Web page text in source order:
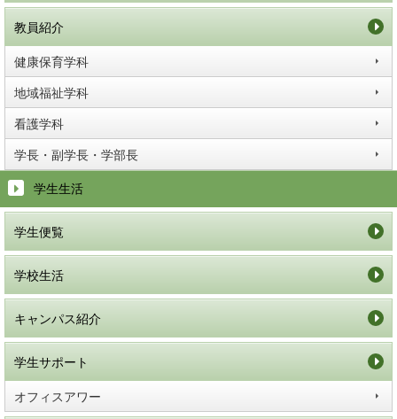
教員紹介
健康保育学科
地域福祉学科
看護学科
学長・副学長・学部長
学生生活
学生便覧
学校生活
キャンパス紹介
学生サポート
オフィスアワー